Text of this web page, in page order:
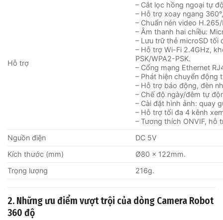
Hỗ trợ
– Cắt lọc hồng ngoại tự
– Hỗ trợ xoay ngang
– Chuẩn nén video
– Âm thanh hai chiều:
– Lưu trữ thẻ microSD tối
– Hỗ trợ Wi-Fi 2.4GHz,
PSK/WPA2-PSK.
– Cổng mạng Ethernet
– Phát hiện chuyển động
– Hỗ trợ báo động, đèn
– Chế độ ngày/đêm tự
– Cài đặt hình ảnh: quay
– Hỗ trợ tối đa 4 kênh
– Tương thích ONVIF, hỗ
Nguồn điện
DC 5V
Kích thước (mm)
Ø80 x 122mm.
Trọng lượng
216g.
2. Những ưu điểm vượt trội của dòng Camera Robot
360 độ